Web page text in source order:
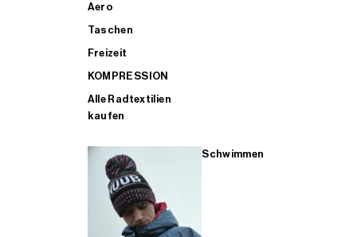
Aero
Taschen
Freizeit
KOMPRESSION
Alle Radtextilien
kaufen
Schwimmen